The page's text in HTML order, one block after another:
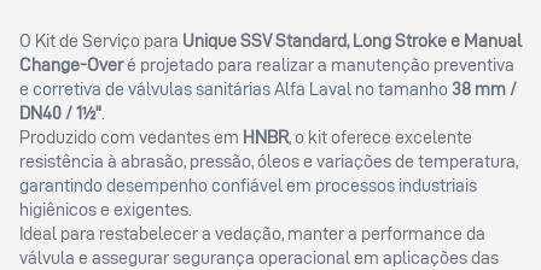
O Kit de Serviço para Unique SSV Standard, Long Stroke e Manual
Change-Overé projetado para realizar a manutenção preventiva
e corretiva de válvulas sanitárias Alfa Laval no tamanho 38 mm /
DN40 / 1½"
Produzido com vedantes em HNBR, o kit oferece excelente
resistência à abrasão, pressão, óleos e variações de temperatura,
garantindo desempenho confiável em processos industriais
higiênicos e exigentes.
Ideal para restabelecer a vedação, manter a performance da
válvula e assegurar segurança operacional em aplicações das